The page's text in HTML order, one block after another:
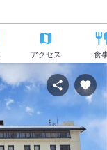
アクセス 食